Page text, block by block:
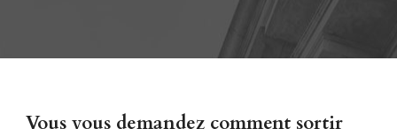
Vous vous demandez comment sortir